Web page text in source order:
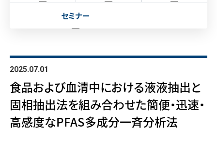
セミナー
2025.07.01
食品および血清中における液液抽出と
固相抽出法を組み合わせた簡便・迅速・
高感度なPFAS多成分一斉分析法